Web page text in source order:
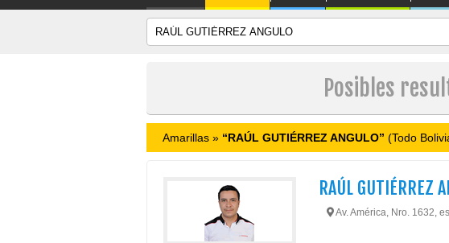
Posibles
Amarillas » “RAÚL GUTIÉRREZ ANGULO” (Todo
RAÚL GUTIÉRREZ
Av. América, Nro. 1632,